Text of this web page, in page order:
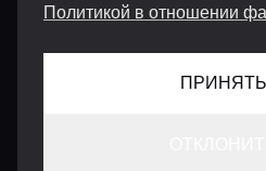
Политикой в отношении